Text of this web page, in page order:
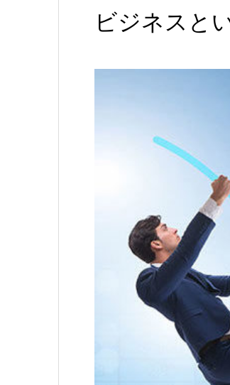
ビジネスと